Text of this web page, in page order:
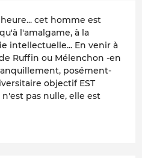
cet homme est
l'amalgame, à la
intellectuelle... En venir à
Ruffin ou Mélenchon -en
posément-
objectif EST
n'est pas nulle, elle est